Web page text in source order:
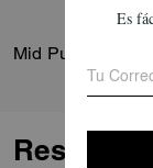
Mid Puffer
Reseñas